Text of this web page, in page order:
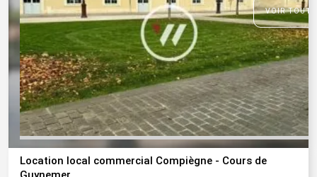
VOIR
Location local commercial Compiègne - Cours de